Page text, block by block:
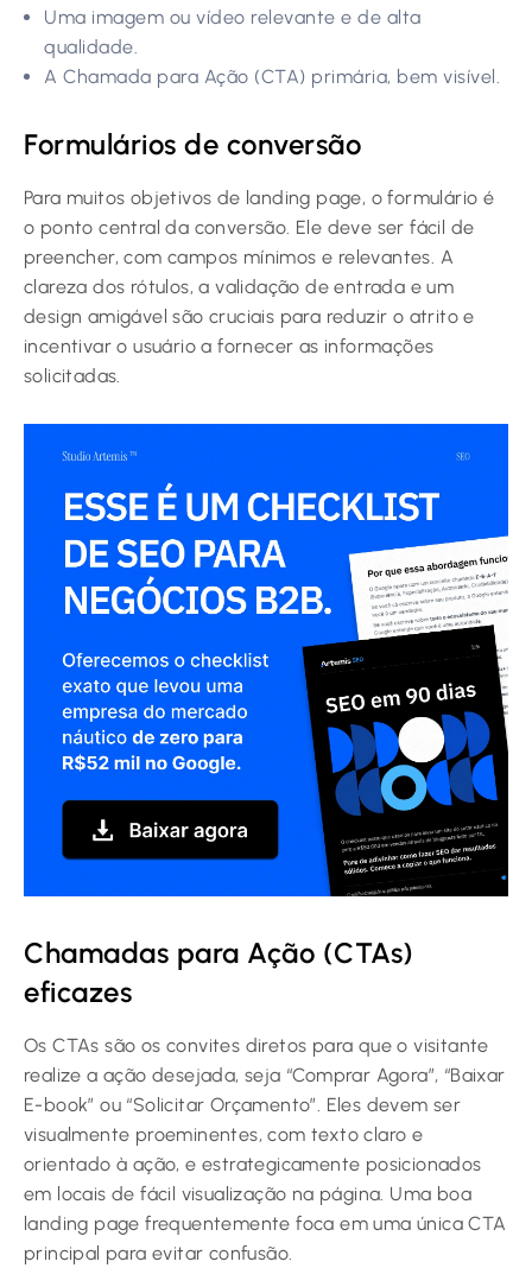
Uma imagem ou vídeo relevante e de alta
qualidade.
A Chamada para Ação (CTA) primária, bem visível.
Formulários de conversão
Para muitos objetivos de landing page, o formulário é
o ponto central da conversão. Ele deve ser fácil de
preencher, com campos mínimos e relevantes. A
clareza dos rótulos, a validação de entrada e um
design amigável são cruciais para reduzir o atrito e
incentivar o usuário a fornecer as informações
solicitadas.
Chamadas para Ação (CTAs)
eficazes
Os CTAs são os convites diretos para que o visitante
realize a ação desejada, seja “Comprar Agora”, “Baixar
E-book” ou “Solicitar Orçamento”. Eles devem ser
visualmente proeminentes, com texto claro e
orientado à ação, e estrategicamente posicionados
em locais de fácil visualização na página. Uma boa
landing page frequentemente foca em uma única CTA
principal para evitar confusão.